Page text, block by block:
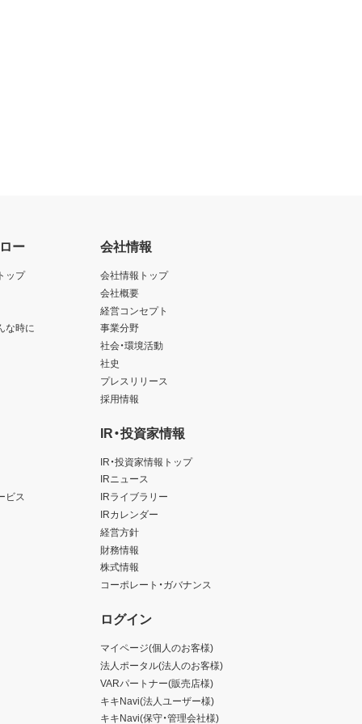
ー
ップ
な時に
ビス
会社情報
会社情報トップ
会社概要
経営コンセプト
事業分野
社会・環境活動
社史
プレスリリース
採用情報
IR・投資家情報
IR・投資家情報トップ
IRニュース
IRライブラリー
IRカレンダー
経営方針
財務情報
株式情報
コーポレート・ガバナンス
ログイン
マイページ(個人のお客様)
法人ポータル(法人のお客様)
VARパートナー(販売店様)
キキNavi(法人ユーザー様)
キキNavi(保守・管理会社様)